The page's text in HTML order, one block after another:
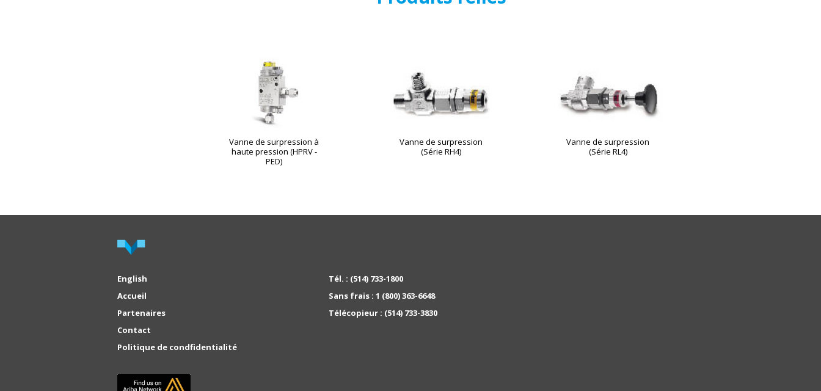
Vanne de surpression à
haute pression (HPRV -
PED)
Vanne de surpression
(Série RH4)
Vanne de surpression
(Série RL4)
English
Accueil
Partenaires
Contact
Politique de condfidentialité
Tél. : (514) 733-1800
Sans frais : 1 (800) 363-6648
Télécopieur : (514) 733-3830